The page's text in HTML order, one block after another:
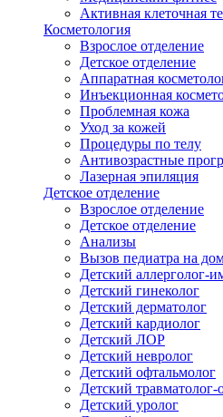
Активная клеточная
Косметология
Взрослое отделение
Детское отделение
Аппаратная
Инъекционная
Проблемная кожа
Уход за кожей
Процедуры по телу
Антивозрастные
Лазерная эпиляция
Детское отделение
Взрослое отделение
Детское отделение
Анализы
Вызов педиатра на
Детский аллерголог-
Детский гинеколог
Детский дерматолог
Детский кардиолог
Детский ЛОР
Детский невролог
Детский офтальмолог
Детский травматолог-
Детский уролог